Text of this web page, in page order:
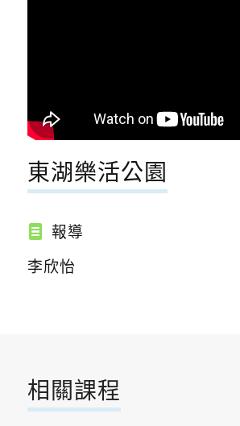
東湖樂活公園
報導
李欣怡
相關課程